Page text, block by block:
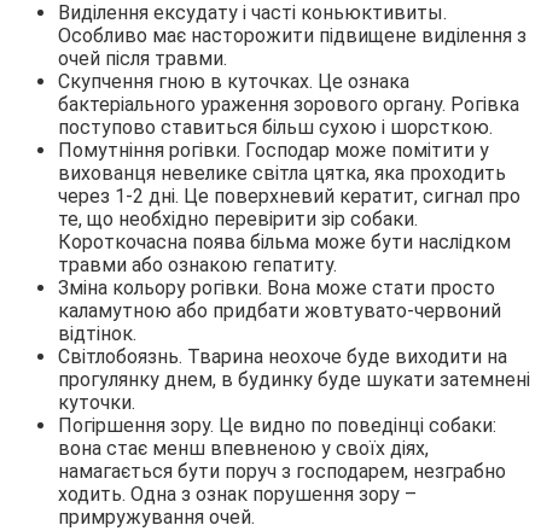
Виділення ексудату і часті коньюктивиты.
Особливо має насторожити підвищене виділення з
очей після травми.
Скупчення гною в куточках. Це ознака
бактеріального ураження зорового органу. Рогівка
поступово ставиться більш сухою і шорсткою.
Помутніння рогівки. Господар може помітити у
вихованця невелике світла цятка, яка проходить
через 1-2 дні. Це поверхневий кератит, сигнал про
те, що необхідно перевірити зір собаки.
Короткочасна поява більма може бути наслідком
травми або ознакою гепатиту.
Зміна кольору рогівки. Вона може стати просто
каламутною або придбати жовтувато-червоний
відтінок.
Світлобоязнь. Тварина неохоче буде виходити на
прогулянку днем, в будинку буде шукати затемнені
куточки.
Погіршення зору. Це видно по поведінці собаки:
вона стає менш впевненою у своїх діях,
намагається бути поруч з господарем, незграбно
ходить. Одна з ознак порушення зору –
примружування очей.